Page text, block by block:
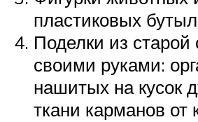
пластиковых
Поделки из
своими руками:
нашитых на кусок
ткани карманов от